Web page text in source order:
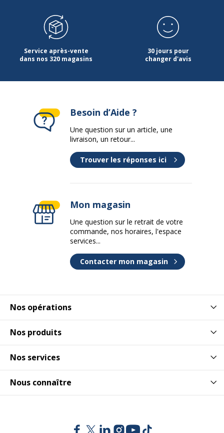
Service après-vente
dans nos 320 magasins
30 jours pour
changer d'avis
Nos opérations
Nos produits
Nos services
Nous connaître
Besoin d’Aide ?
Une question sur un article, une
livraison, un retour...
Trouver les réponses ici
Mon magasin
Une question sur le retrait de votre
commande, nos horaires, l'espace
services...
Contacter mon magasin